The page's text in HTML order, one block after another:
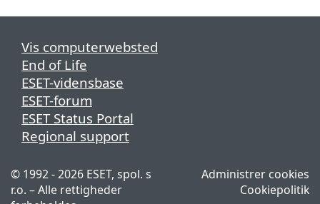
Vis computerwebsted
End of Life
ESET-vidensbase
ESET-forum
ESET Status Portal
Regional support
© 1992 - 2026 ESET, spol. s
r.o. – Alle rettigheder
Administrer cookies
Cookiepolitik